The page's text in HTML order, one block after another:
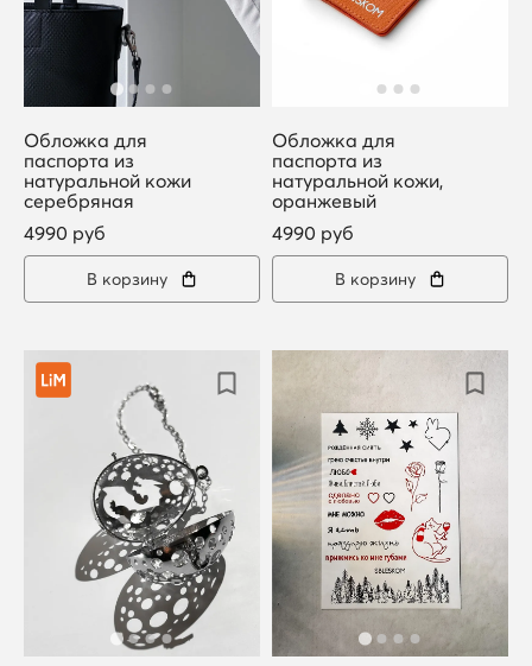
Обложка для
паспорта из
натуральной кожи
серебряная
4990 руб
В корзину
Обложка для
паспорта из
натуральной кожи,
оранжевый
4990 руб
В корзину